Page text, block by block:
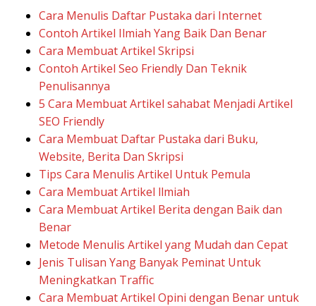
Cara Menulis Daftar Pustaka dari Internet
Contoh Artikel Ilmiah Yang Baik Dan Benar
Cara Membuat Artikel Skripsi
Contoh Artikel Seo Friendly Dan Teknik
Penulisannya
5 Cara Membuat Artikel sahabat Menjadi Artikel
SEO Friendly
Cara Membuat Daftar Pustaka dari Buku,
Website, Berita Dan Skripsi
Tips Cara Menulis Artikel Untuk Pemula
Cara Membuat Artikel llmiah
Cara Membuat Artikel Berita dengan Baik dan
Benar
Metode Menulis Artikel yang Mudah dan Cepat
Jenis Tulisan Yang Banyak Peminat Untuk
Meningkatkan Traffic
Cara Membuat Artikel Opini dengan Benar untuk